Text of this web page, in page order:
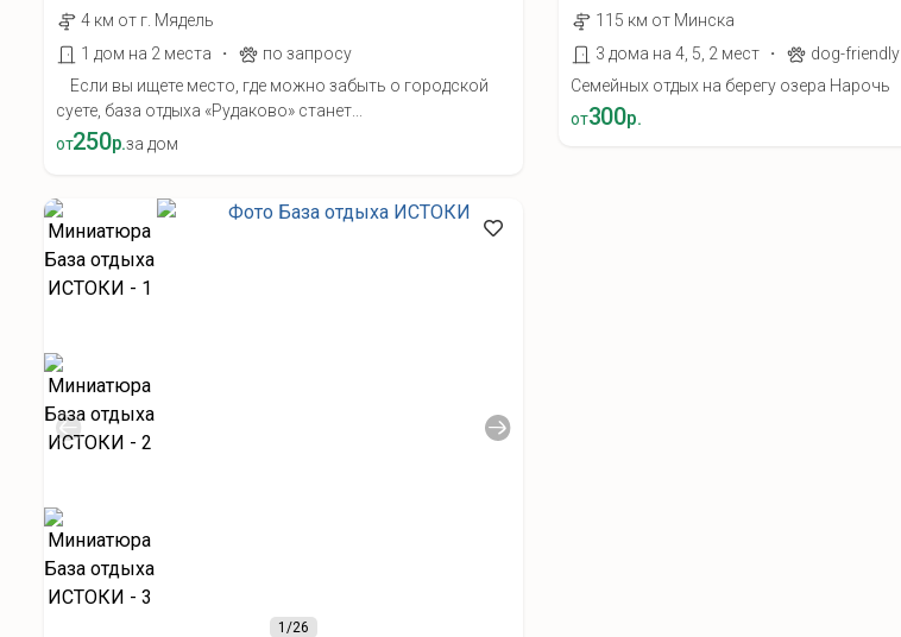
4 км от г. Мядель
1 дом на 2 места
·
по запросу
Если вы ищете место, где можно забыть о городской
суете, база отдыха «Рудаково» станет...
от250р.за дом
115 км от Минска
3 дома на 4, 5, 2 мест
·
dog-friendly
Семейных отдых на берегу озера Нарочь
от300р.
1 /26